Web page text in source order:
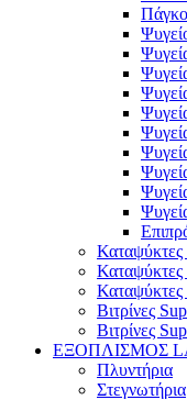
Καταψύκτες
Βιτρίνες
Βιτρίνες
ΕΞΟΠΛΙΣΜΟΣ
Πλυντήρια
Στεγνωτήρια